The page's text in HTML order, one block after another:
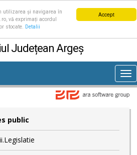
Accept
utilizarea și navigarea în
vă exprimați acordul
stocate.
Detalii
Județean Argeș
public